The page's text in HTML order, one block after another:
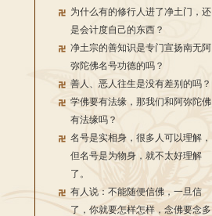
为什么有的修行人进了净土门，还
是会计度自己的东西？
净土宗的善知识是专门宣扬南无阿
弥陀佛名号功德的吗？
善人、恶人往生是没有差别的吗？
学佛要有法缘，那我们和阿弥陀佛
有法缘吗？
名号是实相身，很多人可以理解，
但名号是为物身，就不太好理解
了。
有人说：不能随便信佛，一旦信
了，你就要怎样怎样，念佛要念多